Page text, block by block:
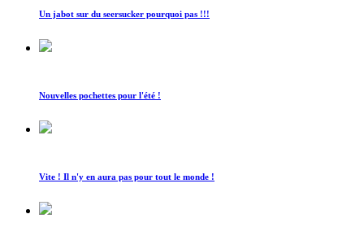
Un jabot sur du seersucker pourquoi pas !!!
Nouvelles pochettes pour l'été !
Vite ! Il n'y en aura pas pour tout le monde !